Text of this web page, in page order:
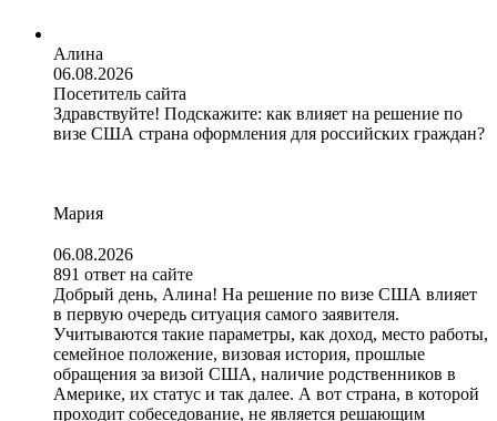
Алина
06.08.2026
Посетитель сайта
Здравствуйте! Подскажите: как влияет на решение по
визе США страна оформления для российских граждан?
Мария
06.08.2026
891 ответ на сайте
Добрый день, Алина! На решение по визе США влияет
в первую очередь ситуация самого заявителя.
Учитываются такие параметры, как доход, место работы,
семейное положение, визовая история, прошлые
обращения за визой США, наличие родственников в
Америке, их статус и так далее. А вот страна, в которой
проходит собеседование, не является решающим